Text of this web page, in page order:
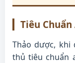
Tiêu Chuẩn
Thảo dược, khi
thủ tiêu chuẩn